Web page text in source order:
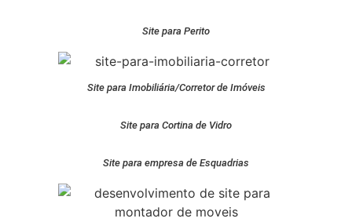
Site para Perito
Site para Imobiliária/Corretor de Imóveis
Site para Cortina de Vidro
Site para empresa de Esquadrias